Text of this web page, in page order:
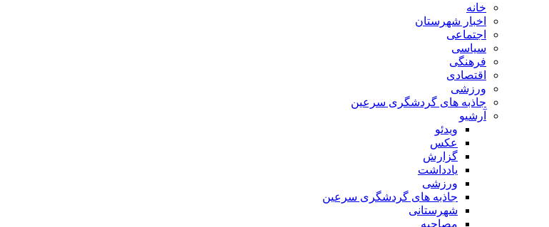
خانه
اخبار شهرستان
اجتماعی
سیاسی
فرهنگی
اقتصادی
ورزشی
جاذبه های گردشگری سرعین
آرشیو
ویدئو
عکس
گزارش
یادداشت
ورزشی
جاذبه های گردشگری سرعین
شهرستانی
مصاحبه